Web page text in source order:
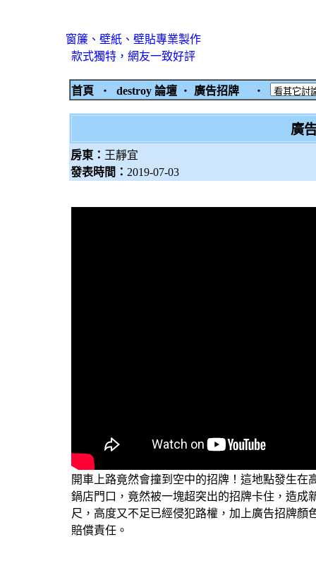
窗簾、壁紙、壁貼專業製作
款式獨特，網友一致好評
首頁 ‧ destroy 論壇 ‧ 廣告招牌 ‧
廣
房東： 王靜宜
發表時間： 2019-07-03
開車上路竟然會撞到空中的招牌！這地點發生
鍋店門口，竟然被一塊超突出的招牌卡住，造成
尺，高度又不足已經侵犯路權，加上廣告招牌顏
賠償責任。